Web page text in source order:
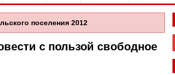
поселения 2012
с пользой свободное